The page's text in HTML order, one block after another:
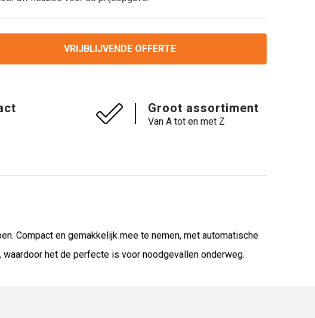
VRIJBLIJVENDE OFFERTE
Groot assortiment
Van A tot en met Z
Compact en gemakkelijk mee te nemen, met automatische
het de perfecte is voor noodgevallen onderweg.